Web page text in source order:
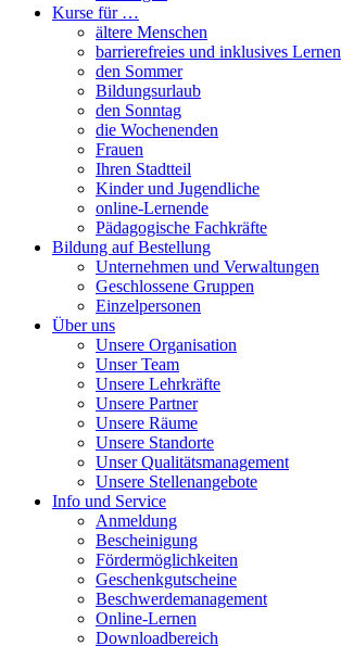
Kurse für …
ältere Menschen
barrierefreies und inklusives Lernen
den Sommer
Bildungsurlaub
den Sonntag
die Wochenenden
Frauen
Ihren Stadtteil
Kinder und Jugendliche
online-Lernende
Pädagogische Fachkräfte
Bildung auf Bestellung
Unternehmen und Verwaltungen
Geschlossene Gruppen
Einzelpersonen
Über uns
Unsere Organisation
Unser Team
Unsere Lehrkräfte
Unsere Partner
Unsere Räume
Unsere Standorte
Unser Qualitätsmanagement
Unsere Stellenangebote
Info und Service
Anmeldung
Bescheinigung
Fördermöglichkeiten
Geschenkgutscheine
Beschwerdemanagement
Online-Lernen
Downloadbereich